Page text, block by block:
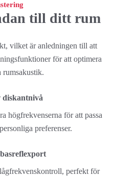
till ditt rum
vilket är anledningen till att
för att optimera
rumsakustik.
diskantnivå
högfrekvenserna för att passa
preferenser.
perfekt för